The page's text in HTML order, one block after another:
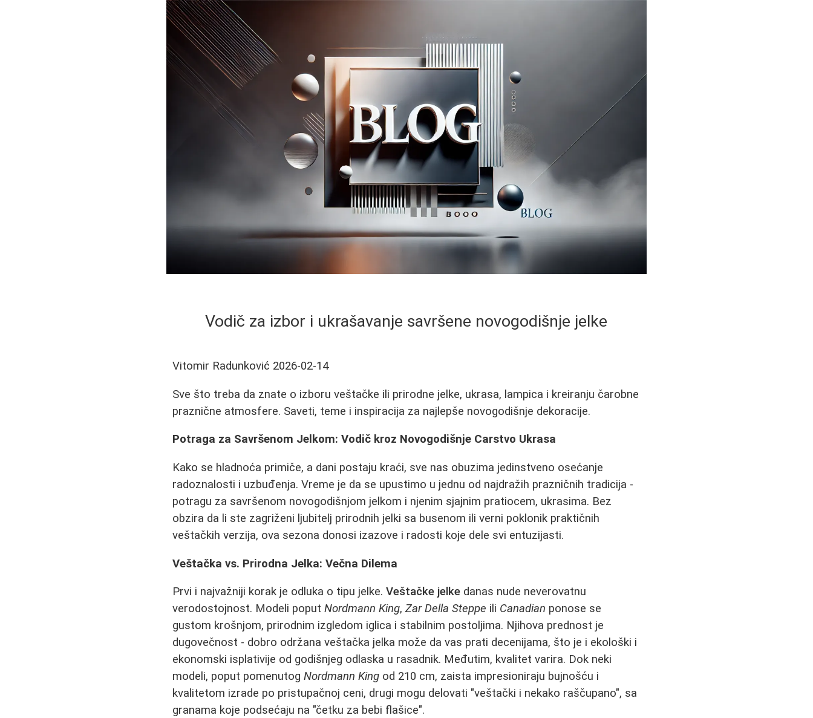
Vodič za izbor i ukrašavanje savršene novogodišnje jelke
Vitomir Radunković 2026-02-14
Sve što treba da znate o izboru veštačke ili prirodne jelke, ukrasa, lampica i kreiranju čarobne
praznične atmosfere. Saveti, teme i inspiracija za najlepše novogodišnje dekoracije.
Potraga za Savršenom Jelkom: Vodič kroz Novogodišnje Carstvo Ukrasa
Kako se hladnoća primiče, a dani postaju kraći, sve nas obuzima jedinstveno osećanje
radoznalosti i uzbuđenja. Vreme je da se upustimo u jednu od najdražih prazničnih tradicija -
potragu za savršenom novogodišnjom jelkom i njenim sjajnim pratiocem, ukrasima. Bez
obzira da li ste zagriženi ljubitelj prirodnih jelki sa busenom ili verni poklonik praktičnih
veštačkih verzija, ova sezona donosi izazove i radosti koje dele svi entuzijasti.
Veštačka vs. Prirodna Jelka: Večna Dilema
Prvi i najvažniji korak je odluka o tipu jelke.Veštačke jelke danas nude neverovatnu
verodostojnost. Modeli poputNordmann King,Zar Della Steppe ili Canadian ponose se
gustom krošnjom, prirodnim izgledom iglica i stabilnim postoljima. Njihova prednost je
dugovečnost - dobro održana veštačka jelka može da vas prati decenijama, što je i ekološki i
ekonomski isplativije od godišnjeg odlaska u rasadnik. Međutim, kvalitet varira. Dok neki
modeli, poput pomenutogNordmann King od 210 cm, zaista impresioniraju bujnošću i
kvalitetom izrade po pristupačnoj ceni, drugi mogu delovati "veštački i nekako raščupano", sa
granama koje podsećaju na "četku za bebi flašice".